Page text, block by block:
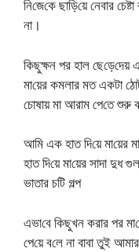
নি‌জে‌কে ছা‌ড়ি‌য়ে নেবার
না।
কিছুক্ষন পর হাল
মা‌য়ের কমলার মত একটা
চোষায় মা আরাম পে‌তে শুরু
আ‌মি এক হাত দি‌য়ে মা‌য়ের
হাত দি‌য়ে মা‌য়ের সাদা দুধ
ভাতার চটি গল্প
এভা‌বে কিছুখন করার পর
পে‌য়ে ব‌লে না বাবা তুই